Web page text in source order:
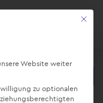
Ansehen
Login
Mit
Präferenz
Website weiter
zu optionalen